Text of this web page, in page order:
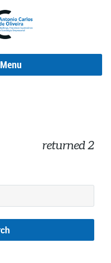
Menu
returned 2